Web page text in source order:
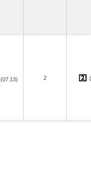
(07.13) 2